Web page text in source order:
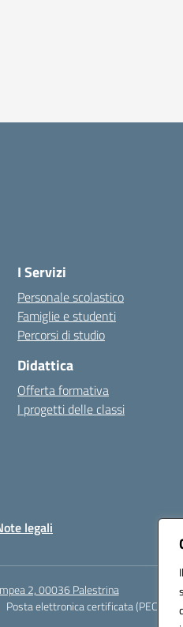
I Servizi
Personale scolastico
Famiglie e studenti
Percorsi di studio
Didattica
Offerta formativa
I progetti delle classi
legali
2, 00036 Palestrina
Posta elettronica certificata (PEC):